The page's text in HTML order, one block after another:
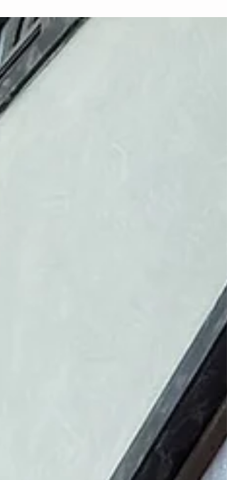
で出勤しました。 お変わりございませんか
さて、今回の記事は、ジュエリーリフォー
のご紹介です★ ⁡ ⁡...